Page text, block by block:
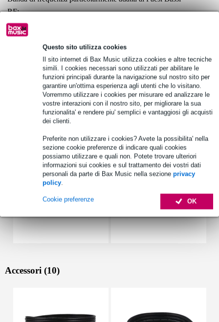
Questo sito utilizza cookies
Il sito internet di Bax Music utilizza cookies e altre tecniche
simili. I cookies necessari sono utilizzati per abilitare le
funzioni principali durante la navigazione sul nostro sito per
garantire un'ottima esperienza agli utenti che lo visitano.
Vorremmo utilizzare i cookies per misurare ed analizzare le
vostre interazioni con il nostro sito, per migliorare la sua
funzionalita' e rendere piu' semplici e vantaggiosi gli acquisti
dei clienti.
Preferite non utilizzare i cookies? Avete la possibilita' nella
sezione cookie preferenze di indicare quali cookies
possiamo utilizzare e quali non. Potete trovare ulteriori
informazioni sui cookies e sul trattamento dei vostri dati
personali da parte di Bax Music nella sezione privacy
policy.
OK
Cookie preferenze
RF:
deviazione nominale/picco: ±15 kHz / ±24 kHz
larghezza di banda commutabile: fino a 24 MHz
risposta in frequenza: 45 Hz - 15 kHz
ingresso: 2x XLR/TRS combo (bilanciato)
THD: <0,9%
Specifiche complete
Vedi anche (3)
Accessori (10)